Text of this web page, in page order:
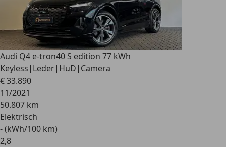
Audi Q4 e-tron40 S edition 77 kWh
Keyless|Leder|HuD|Camera
€ 33.890
11/2021
50.807 km
Elektrisch
- (kWh/100 km)
2,8